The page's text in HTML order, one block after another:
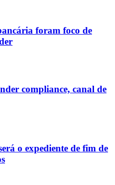
foram foco de
compliance, canal de
o expediente de fim de